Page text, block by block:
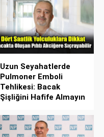
Uzun Seyahatlerde
Pulmoner Emboli
Tehlikesi: Bacak
Şişliğini Hafife Almayın